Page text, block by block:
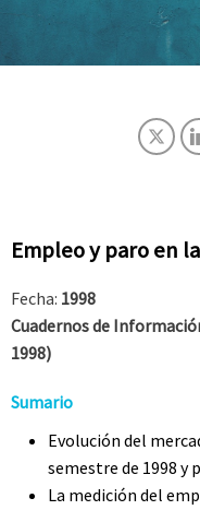
Empleo y paro en
Fecha: 1998
Cuadernos de
1998)
Sumario
Evolución del
semestre de 1998 y
La medición del